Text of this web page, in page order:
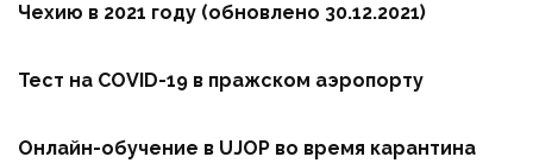
Чехию в 2021 году (обновлено 30.12.2021)
Тест на COVID-19 в пражском аэропорту
Онлайн-обучение в UJOP во время карантина